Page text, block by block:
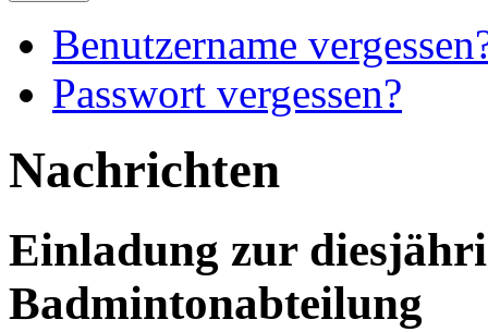
Benutzername
Passwort vergessen?
Nachrichten
Einladung zur
Badmintonabteilung